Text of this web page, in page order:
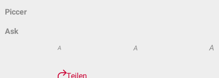
Piccer
Ask
A A A
Teilen